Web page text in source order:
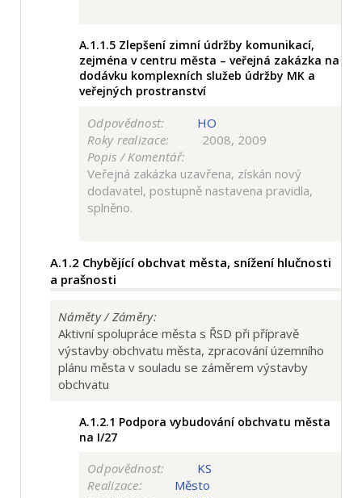
A.1.1.5 Zlepšení zimní údržby komunikací,
zejména v centru města – veřejná zakázka na
dodávku komplexních služeb údržby MK a
veřejných prostranství
Odpovědnost:
HO
Roky realizace:
2008, 2009
Popis / Komentář:
Veřejná zakázka uzavřena, získán nový
dodavatel, postupně nastavena pravidla,
splněno.
A.1.2 Chybějící obchvat města, snížení hlučnosti
a prašnosti
Náměty / Záměry:
Aktivní spolupráce města s ŘSD při přípravě
výstavby obchvatu města, zpracování územního
plánu města v souladu se záměrem výstavby
obchvatu
A.1.2.1 Podpora vybudování obchvatu města
na I/27
Odpovědnost:
KS
Realizace:
Město